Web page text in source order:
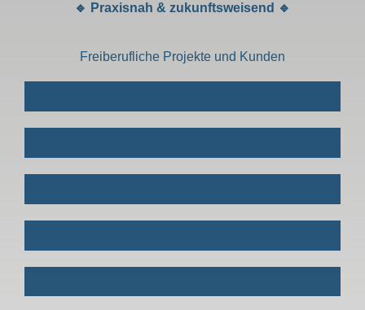
🔹 Praxisnah & zukunftsweisend 🔹
Freiberufliche Projekte und Kunden